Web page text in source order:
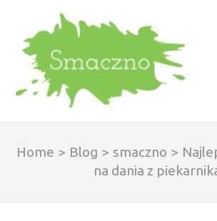
content
(Press
Enter)
Home > Blog > smaczno >
na dania z